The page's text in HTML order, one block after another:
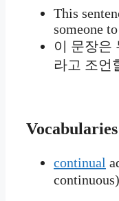
This
someone
이 문장은
라고 조언
Vocabularies
continual
continuous)